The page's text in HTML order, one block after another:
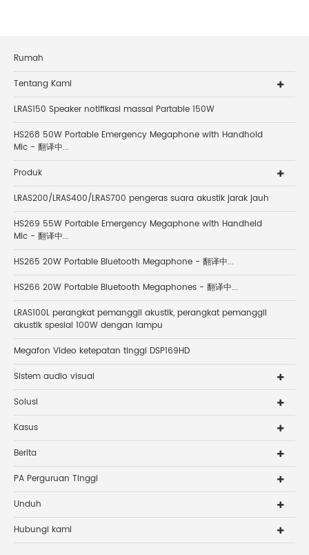
Rumah
Tentang Kami
LRAS150 Speaker notifikasi massal Partable 150W
HS268 50W Portable Emergency Megaphone with Handhold
Mic - 翻译中...
Produk
LRAS200/LRAS400/LRAS700 pengeras suara akustik jarak jauh
HS269 55W Portable Emergency Megaphone with Handheld
Mic - 翻译中...
HS265 20W Portable Bluetooth Megaphone - 翻译中...
HS266 20W Portable Bluetooth Megaphones - 翻译中...
LRAS100L perangkat pemanggil akustik, perangkat pemanggil
akustik spesial 100W dengan lampu
Megafon Video ketepatan tinggi DSP169HD
Sistem audio visual
Solusi
Kasus
Berita
PA Perguruan Tinggi
Unduh
Hubungi kami